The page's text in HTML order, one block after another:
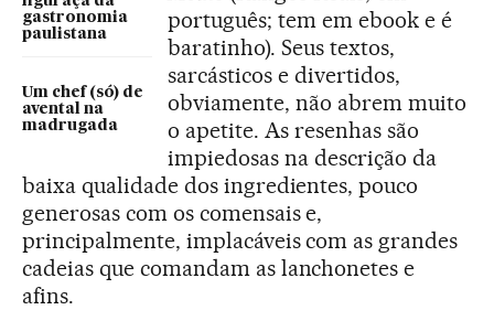
gastronomia
paulistana
Um chef (só) de
avental na
madrugada
português; tem em ebook e é
baratinho). Seus textos,
sarcásticos e divertidos,
obviamente, não abrem muito
o apetite. As resenhas são
impiedosas na descrição da
baixa qualidade dos ingredientes, pouco
generosas com os comensais e,
principalmente, implacáveis com as grandes
cadeias que comandam as lanchonetes e
afins.